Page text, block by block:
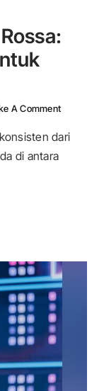
A CommentOn Salma
dari
di antara